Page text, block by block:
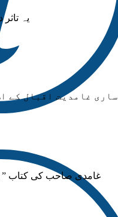
یہ
ساری غامدیت اقبال کے
غامدی صاحب کی کتاب ”